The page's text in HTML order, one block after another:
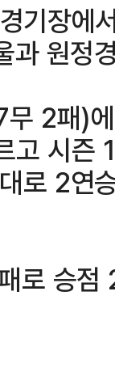
기장에
원정
2패)
시즌
로 2연
로 승